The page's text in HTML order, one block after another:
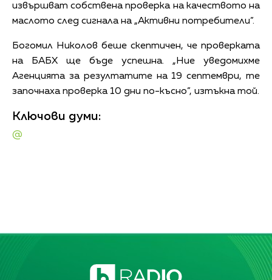
извършват собствена проверка на качеството на
маслото след сигнала на „Активни потребители”.
Богомил Николов беше скептичен, че проверката
на БАБХ ще бъде успешна. „Ние уведомихме
Агенцията за резултатите на 19 септември, те
започнаха проверка 10 дни по-късно”, изтъкна той.
Ключови думи:
@